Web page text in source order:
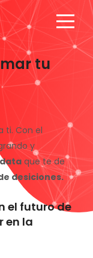
tu
ti. Con el
y
que te de
desiciones.
el futuro de
en la